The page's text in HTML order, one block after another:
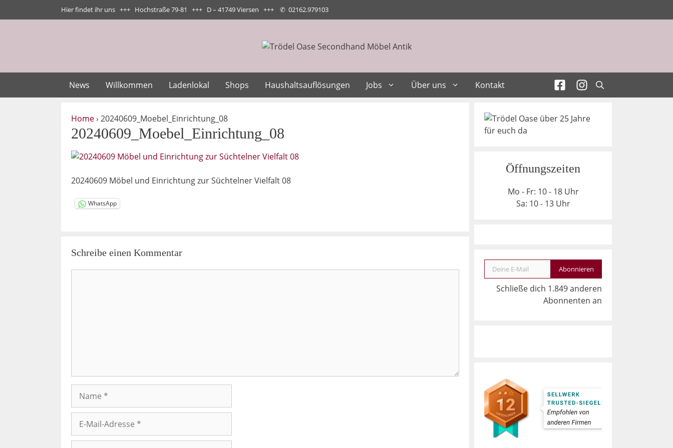
Inhalt
Hier findet ihr uns +++ Hochstraße 79-81 +++ D – 41749 Viersen +++ ✆ 02162.979103
News Willkommen Ladenlokal Shops Haushaltsauflösungen Jobs Über uns Kontakt
Home › 20240609_Moebel_Einrichtung_08
20240609_Moebel_Einrichtung_08
20240609 Möbel und Einrichtung zur Süchtelner Vielfalt 08
WhatsApp
Schreibe einen Kommentar
Mail-
Adresse
Öffnungszeiten
Mo - Fr: 10 - 18 Uhr
Sa: 10 - 13 Uhr
Deine E-Mail
Abonnieren
Schließe dich 1.849 anderen
Abonnenten an